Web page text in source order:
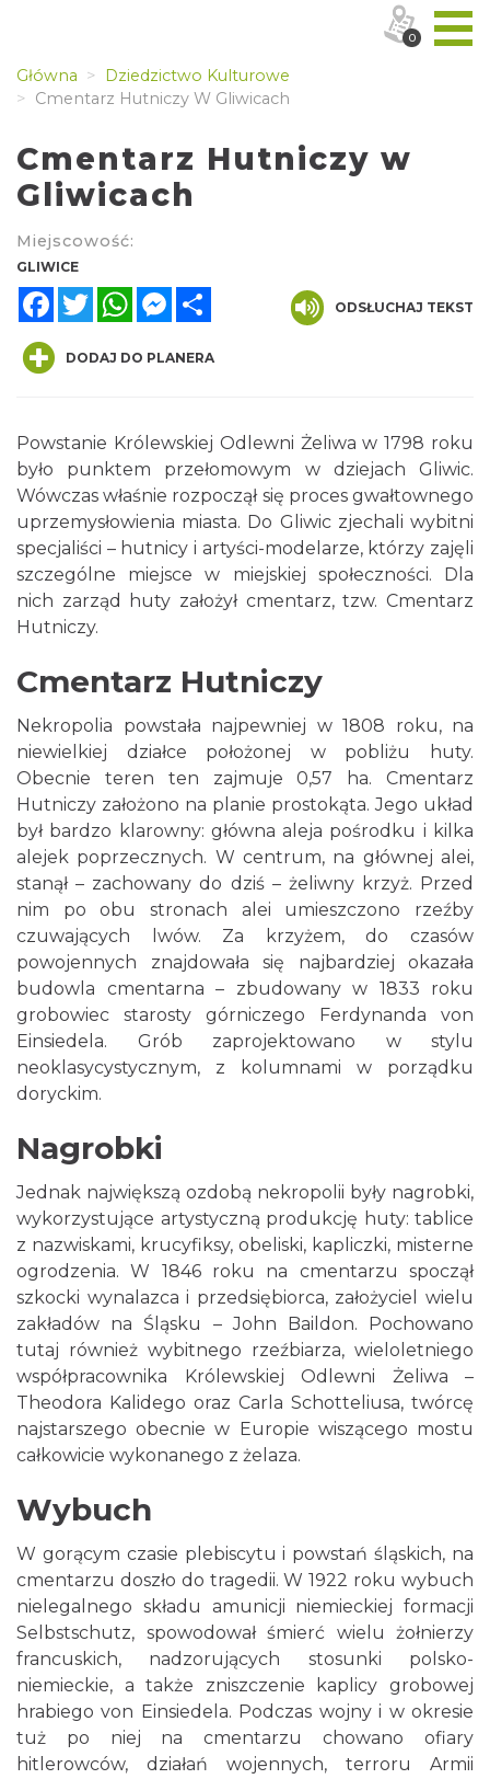
Główna
Dziedzictwo Kulturowe
Cmentarz Hutniczy W Gliwicach
Cmentarz Hutniczy w
Gliwicach
Miejscowość:
GLIWICE
FacebookTwitterWhatsAppMessenger
ODSŁUCHAJ TEKST
DODAJ DO PLANERA
Powstanie Królewskiej Odlewni Żeliwa w 1798 roku
było punktem przełomowym w dziejach Gliwic.
Wówczas właśnie rozpoczął się proces gwałtownego
uprzemysłowienia miasta. Do Gliwic zjechali wybitni
specjaliści – hutnicy i artyści-modelarze, którzy zajęli
szczególne miejsce w miejskiej społeczności. Dla
nich zarząd huty założył cmentarz, tzw. Cmentarz
Hutniczy.
Cmentarz Hutniczy
Nekropolia powstała najpewniej w 1808 roku, na
niewielkiej działce położonej w pobliżu huty.
Obecnie teren ten zajmuje 0,57 ha. Cmentarz
Hutniczy założono na planie prostokąta. Jego układ
był bardzo klarowny: główna aleja pośrodku i kilka
alejek poprzecznych. W centrum, na głównej alei,
stanął – zachowany do dziś – żeliwny krzyż. Przed
nim po obu stronach alei umieszczono rzeźby
czuwających lwów. Za krzyżem, do czasów
powojennych znajdowała się najbardziej okazała
budowla cmentarna – zbudowany w 1833 roku
grobowiec starosty górniczego Ferdynanda von
Einsiedela. Grób zaprojektowano w stylu
neoklasycystycznym, z kolumnami w porządku
doryckim.
Nagrobki
Jednak największą ozdobą nekropolii były nagrobki,
wykorzystujące artystyczną produkcję huty: tablice
z nazwiskami, krucyfiksy, obeliski, kapliczki, misterne
ogrodzenia. W 1846 roku na cmentarzu spoczął
szkocki wynalazca i przedsiębiorca, założyciel wielu
zakładów na Śląsku – John Baildon. Pochowano
tutaj również wybitnego rzeźbiarza, wieloletniego
współpracownika Królewskiej Odlewni Żeliwa –
Theodora Kalidego oraz Carla Schotteliusa, twórcę
najstarszego obecnie w Europie wiszącego mostu
całkowicie wykonanego z żelaza.
Wybuch
W gorącym czasie plebiscytu i powstań śląskich, na
cmentarzu doszło do tragedii. W 1922 roku wybuch
nielegalnego składu amunicji niemieckiej formacji
Selbstschutz, spowodował śmierć wielu żołnierzy
francuskich, nadzorujących stosunki polsko-
niemieckie, a także zniszczenie kaplicy grobowej
hrabiego von Einsiedela. Podczas wojny i w okresie
tuż po niej na cmentarzu chowano ofiary
hitlerowców, działań wojennych, terroru Armii
0